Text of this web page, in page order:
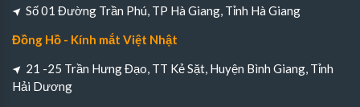
Số 01 Đường Trần Phú, TP Hà Giang, Tỉnh Hà Giang
Đồng Hồ - Kính mắt Việt Nhật
21 -25 Trần Hưng Đạo, TT Kẻ Sặt, Huyện Bình Giang, Tỉnh
Hải Dương